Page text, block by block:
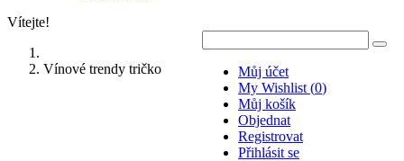
Vítejte!
Můj účet
My Wishlist (0)
Můj košík
Objednat
Registrovat
Přihlásit se
Vínové trendy tričko